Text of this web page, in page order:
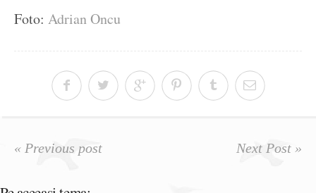
Foto: Adrian Oncu
« Previous post Next Post »